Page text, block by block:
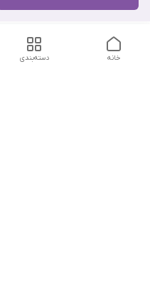
دسته‌بندی خانه